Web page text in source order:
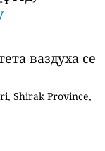
ваздуха се
Shirak Province,